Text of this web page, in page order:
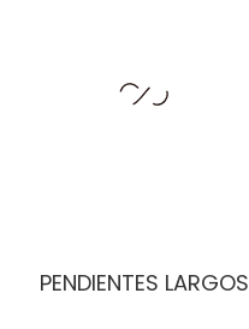
PENDIENTES LARGOS